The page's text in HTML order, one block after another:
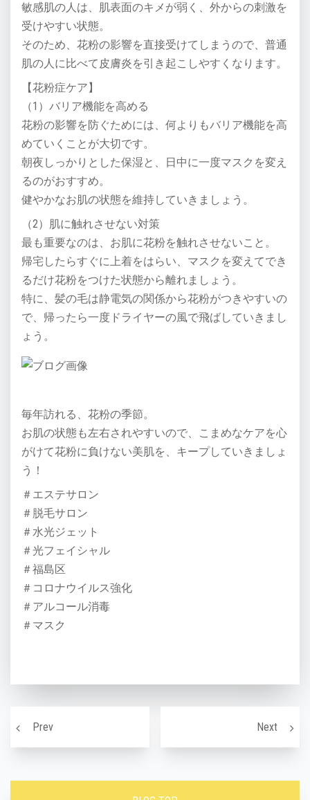
敏感肌の人は、肌表面のキメが弱く、外からの刺激を
受けやすい状態。
そのため、花粉の影響を直接受けてしまうので、普通
肌の人に比べて皮膚炎を引き起こしやすくなります。
【花粉症ケア】
（1）バリア機能を高める
花粉の影響を防ぐためには、何よりもバリア機能を高
めていくことが大切です。
朝夜しっかりとした保湿と、日中に一度マスクを変え
るのがおすすめ。
健やかなお肌の状態を維持していきましょう。
（2）肌に触れさせない対策
最も重要なのは、お肌に花粉を触れさせないこと。
帰宅したらすぐに上着をはらい、マスクを変えてでき
るだけ花粉をつけた状態から離れましょう。
特に、髪の毛は静電気の関係から花粉がつきやすいの
で、帰ったら一度ドライヤーの風で飛ばしていきまし
ょう。
毎年訪れる、花粉の季節。
お肌の状態も左右されやすいので、こまめなケアを心
がけて花粉に負けない美肌を、キープしていきましょ
う！
＃エステサロン
＃脱毛サロン
＃水光ジェット
＃光フェイシャル
＃福島区
＃コロナウイルス強化
＃アルコール消毒
＃マスク
Prev
黄ばんだお肌 Nextむく